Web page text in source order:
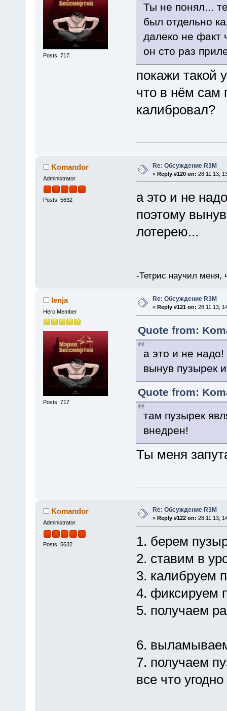
Posts: 717
Ты не понял...
был отдельно
далеко не факт
он сто раз
покажи такой
что в нём сам
калибровал?
Komandor
Administrator
Posts: 5632
Re: Обсуждение R3M
« Reply #120 on: 28.11.13,
а это и не
поэтому
лотерею...
-Тетрис научил меня,
lenja
Hero Member
Posts: 717
Re: Обсуждение R3M
« Reply #121 on: 28.11.13,
Quote from:
а это и не
вынув пузырек
Quote from:
там пузырек
внедрен!
Ты меня
Komandor
Administrator
Posts: 5632
Re: Обсуждение R3M
« Reply #122 on: 28.11.13,
1. берем
2. ставим в
3. калибруем
4. фиксируем
5. получаем
6.
7. получаем
все что угодно